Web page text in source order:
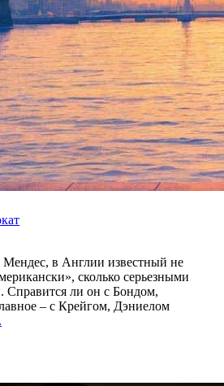
-28 ноября 2012, среда
в Англии известный не
сколько серьезными
Справится ли он с Бондом,
– с Крейгом, Дэниелом